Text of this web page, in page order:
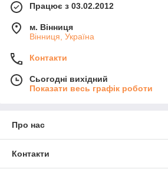
Працює з 03.02.2012
м. Вінниця
Вінниця, Україна
Контакти
Сьогодні вихідний
Показати весь графік роботи
Про нас
Контакти